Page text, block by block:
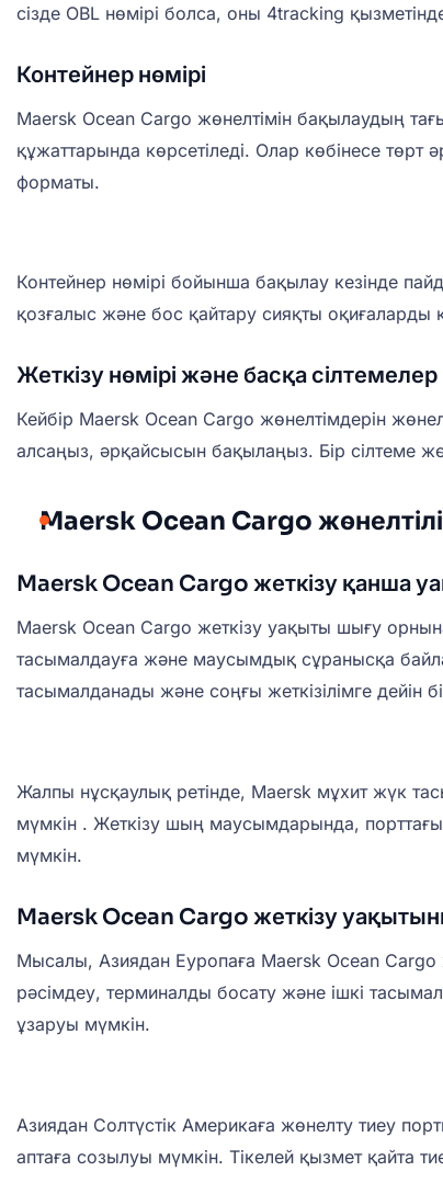
сізде OBL нөмірі болса, оны 4tracking
Контейнер нөмірі
Maersk Ocean Cargo жөнелтімін бақылаудың
құжаттарында көрсетіледі. Олар көбінесе
форматы.
Контейнер нөмірі бойынша бақылау кезінде
қозғалыс және бос қайтару сияқты оқиғаларды
Жеткізу нөмірі және басқа сілтемелер
Кейбір Maersk Ocean Cargo жөнелтімдерін
алсаңыз, әрқайсысын бақылаңыз. Бір сілтеме
Maersk Ocean Cargo
Maersk Ocean Cargo жеткізу қанша
Maersk Ocean Cargo жеткізу уақыты шығу
тасымалдауға және маусымдық сұранысқа
тасымалданады және соңғы жеткізілімге дейін
Жалпы нұсқаулық ретінде, Maersk мұхит жүк
мүмкін . Жеткізу шың маусымдарында, порттағы
мүмкін.
Maersk Ocean Cargo жеткізу
Мысалы, Азиядан Еуропаға Maersk Ocean Cargo
рәсімдеу, терминалды босату және ішкі
ұзаруы мүмкін.
Азиядан Солтүстік Америкаға жөнелту тиеу
аптаға созылуы мүмкін. Тікелей қызмет қайта